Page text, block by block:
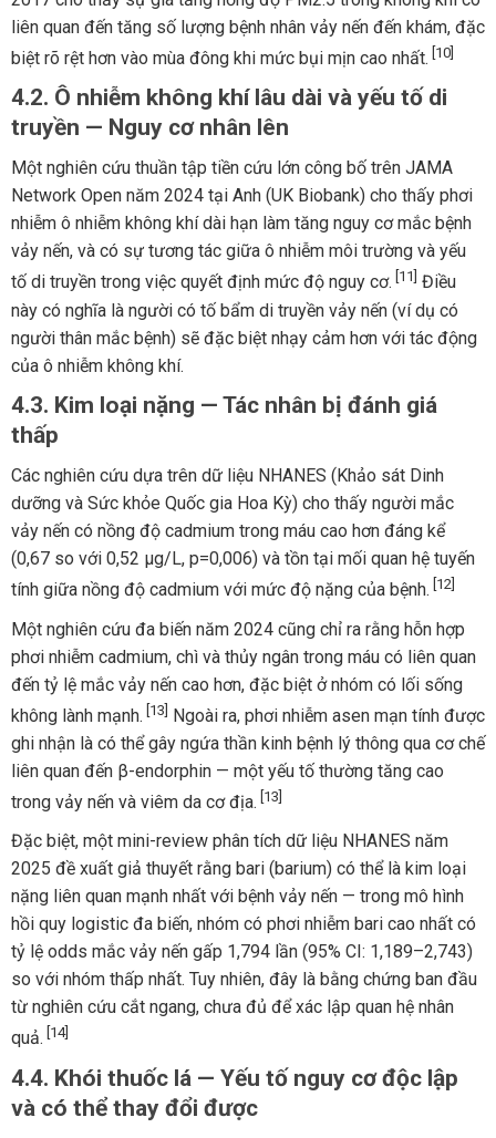
liên quan đến tăng số lượng bệnh nhân vảy nến đến khám, đặc
biệt rõ rệt hơn vào mùa đông khi mức bụi mịn cao nhất. [10]
4.2. Ô nhiễm không khí lâu dài và yếu tố di
truyền — Nguy cơ nhân lên
Một nghiên cứu thuần tập tiền cứu lớn công bố trên JAMA
Network Open năm 2024 tại Anh (UK Biobank) cho thấy phơi
nhiễm ô nhiễm không khí dài hạn làm tăng nguy cơ mắc bệnh
vảy nến, và có sự tương tác giữa ô nhiễm môi trường và yếu
tố di truyền trong việc quyết định mức độ nguy cơ. [11] Điều
này có nghĩa là người có tố bẩm di truyền vảy nến (ví dụ có
người thân mắc bệnh) sẽ đặc biệt nhạy cảm hơn với tác động
của ô nhiễm không khí.
4.3. Kim loại nặng — Tác nhân bị đánh giá
thấp
Các nghiên cứu dựa trên dữ liệu NHANES (Khảo sát Dinh
dưỡng và Sức khỏe Quốc gia Hoa Kỳ) cho thấy người mắc
vảy nến có nồng độ cadmium trong máu cao hơn đáng kể
(0,67 so với 0,52 µg/L, p=0,006) và tồn tại mối quan hệ tuyến
tính giữa nồng độ cadmium với mức độ nặng của bệnh. [12]
Một nghiên cứu đa biến năm 2024 cũng chỉ ra rằng hỗn hợp
phơi nhiễm cadmium, chì và thủy ngân trong máu có liên quan
đến tỷ lệ mắc vảy nến cao hơn, đặc biệt ở nhóm có lối sống
không lành mạnh. [13] Ngoài ra, phơi nhiễm asen mạn tính được
ghi nhận là có thể gây ngứa thần kinh bệnh lý thông qua cơ chế
liên quan đến β-endorphin — một yếu tố thường tăng cao
trong vảy nến và viêm da cơ địa. [13]
Đặc biệt, một mini-review phân tích dữ liệu NHANES năm
2025 đề xuất giả thuyết rằng bari (barium) có thể là kim loại
nặng liên quan mạnh nhất với bệnh vảy nến — trong mô hình
hồi quy logistic đa biến, nhóm có phơi nhiễm bari cao nhất có
tỷ lệ odds mắc vảy nến gấp 1,794 lần (95% CI: 1,189–2,743)
so với nhóm thấp nhất. Tuy nhiên, đây là bằng chứng ban đầu
từ nghiên cứu cắt ngang, chưa đủ để xác lập quan hệ nhân
quả. [14]
4.4. Khói thuốc lá — Yếu tố nguy cơ độc lập
và có thể thay đổi được